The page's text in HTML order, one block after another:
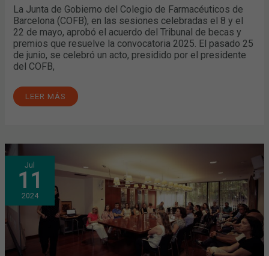
La Junta de Gobierno del Colegio de Farmacéuticos de
Barcelona (COFB), en las sesiones celebradas el 8 y el
22 de mayo, aprobó el acuerdo del Tribunal de becas y
premios que resuelve la convocatoria 2025. El pasado 25
de junio, se celebró un acto, presidido por el presidente
del COFB,
LEER MÁS
Jul
11
2024
RESOLUCIÓN
DE
LA
2024
DE
BECAS
PREMIOS
DEL
COFB